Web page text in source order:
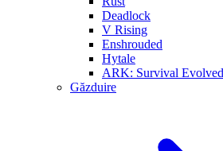
Deadlock
V Rising
Enshrouded
Hytale
ARK: Survival Evolved
Găzduire